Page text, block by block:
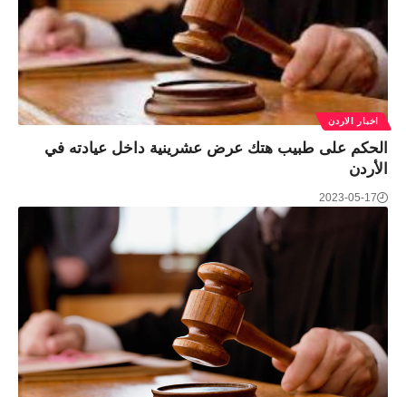
اخبار الاردن
الحكم على طبيب هتك عرض عشرينية داخل عيادته في
الأردن
2023-05-17